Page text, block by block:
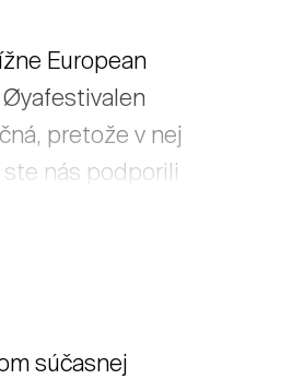
European
Øyafestivalen
pretože v nej
nás podporili
→ čítať viac
súčasnej